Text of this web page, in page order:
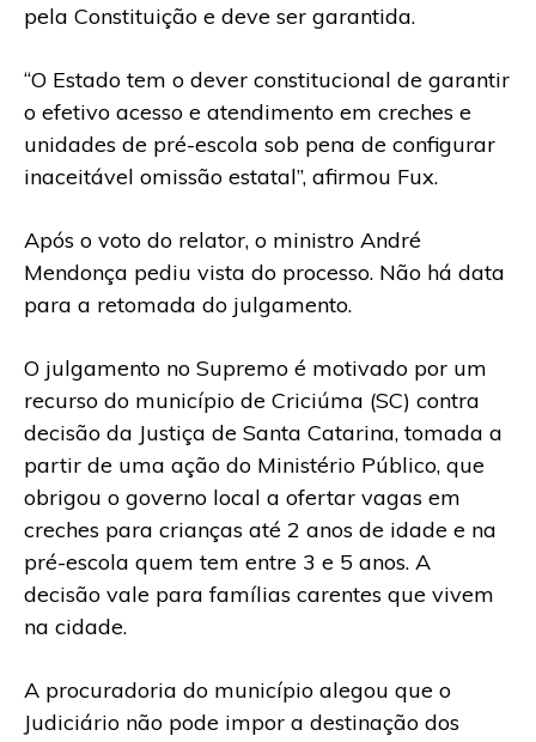
pela Constituição e deve ser garantida.
“O Estado tem o dever constitucional de garantir
o efetivo acesso e atendimento em creches e
unidades de pré-escola sob pena de configurar
inaceitável omissão estatal”, afirmou Fux.
Após o voto do relator, o ministro André
Mendonça pediu vista do processo. Não há data
para a retomada do julgamento.
O julgamento no Supremo é motivado por um
recurso do município de Criciúma (SC) contra
decisão da Justiça de Santa Catarina, tomada a
partir de uma ação do Ministério Público, que
obrigou o governo local a ofertar vagas em
creches para crianças até 2 anos de idade e na
pré-escola quem tem entre 3 e 5 anos. A
decisão vale para famílias carentes que vivem
na cidade.
A procuradoria do município alegou que o
Judiciário não pode impor a destinação dos